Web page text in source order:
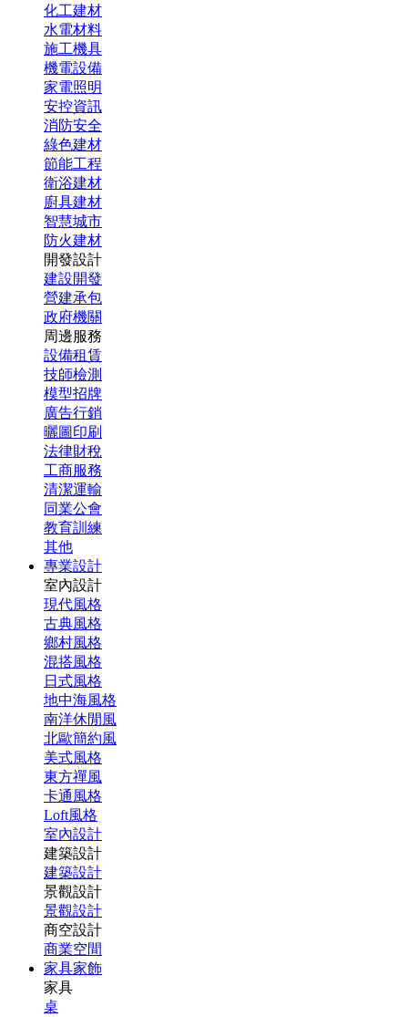
化工建材
水電材料
施工機具
機電設備
家電照明
安控資訊
消防安全
綠色建材
節能工程
衛浴建材
廚具建材
智慧城市
防火建材
開發設計
建設開發
營建承包
政府機關
周邊服務
設備租賃
技師檢測
模型招牌
廣告行銷
曬圖印刷
法律財稅
工商服務
清潔運輸
同業公會
教育訓練
其他
專業設計
室內設計
現代風格
古典風格
鄉村風格
混搭風格
日式風格
地中海風格
南洋休閒風
北歐簡約風
美式風格
東方禪風
卡通風格
Loft風格
室內設計
建築設計
建築設計
景觀設計
景觀設計
商空設計
商業空間
家具家飾
家具
桌